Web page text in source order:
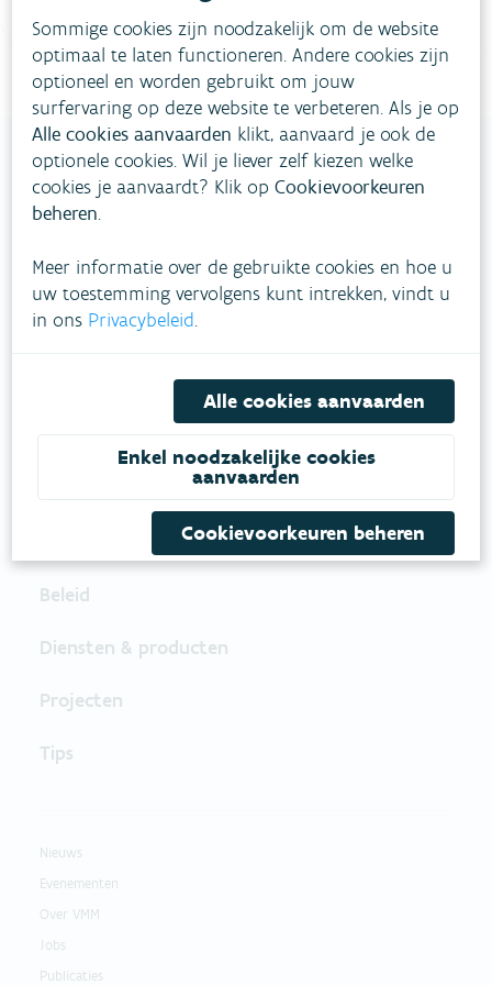
Bel gratis 1700
VLAAMSE
Onze leefomgeving klimaatbestendig maken?
Daarvoor zetten we samen met partners in op
VOLG VMM OP SOCIALE MEDIA
Beleid
Diensten & producten
Projecten
Tips
Nieuws
Evenementen
Over VMM
Jobs
Publicaties
Sommige cookies zijn noodzakelijk om de website
optimaal te laten functioneren. Andere cookies zijn
optioneel en worden gebruikt om jouw
surfervaring op deze website te verbeteren. Als je op
Alle cookies aanvaarden klikt, aanvaard je ook de
optionele cookies. Wil je liever zelf kiezen welke
cookies je aanvaardt? Klik opCookievoorkeuren
beheren.
Meer informatie over de gebruikte cookies en hoe u
uw toestemming vervolgens kunt intrekken, vindt u
in ons Privacybeleid.
Alle cookies aanvaarden
Enkel noodzakelijke cookies
aanvaarden
Cookievoorkeuren beheren